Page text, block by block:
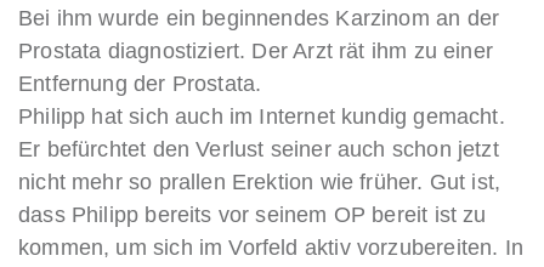
Bei ihm wurde ein beginnendes Karzinom an der
Prostata diagnostiziert. Der Arzt rät ihm zu einer
Entfernung der Prostata.
Philipp hat sich auch im Internet kundig gemacht.
Er befürchtet den Verlust seiner auch schon jetzt
nicht mehr so prallen Erektion wie früher. Gut ist,
dass Philipp bereits vor seinem OP bereit ist zu
kommen, um sich im Vorfeld aktiv vorzubereiten. In